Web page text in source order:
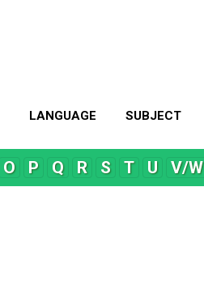
LANGUAGE SUBJECT
US
O P Q R S T U V/W